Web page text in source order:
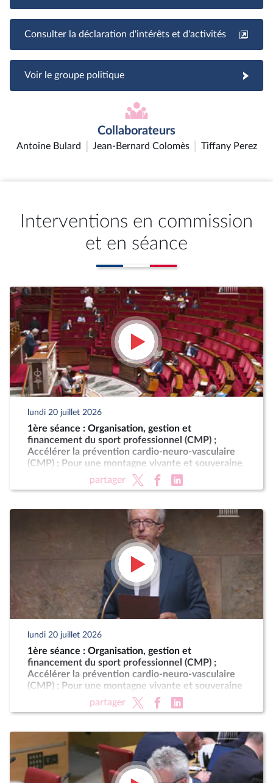
Consulter la déclaration d'intérêts et d'activités
Voir le groupe politique
Collaborateurs
Antoine Bulard Jean-Bernard Colomès Tiffany Perez
Interventions en commission
et en séance
lundi 20 juillet 2026
1ère séance : Organisation, gestion et
financement du sport professionnel (CMP) ;
Accélérer la prévention cardio-neuro-vasculaire
(CMP) ; Pour une montagne vivante et souveraine
partager
lundi 20 juillet 2026
1ère séance : Organisation, gestion et
financement du sport professionnel (CMP) ;
Accélérer la prévention cardio-neuro-vasculaire
(CMP) ; Pour une montagne vivante et souveraine
partager